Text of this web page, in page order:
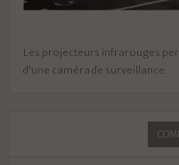
Les projecteurs infrarouges
d'une caméra de surveillance.